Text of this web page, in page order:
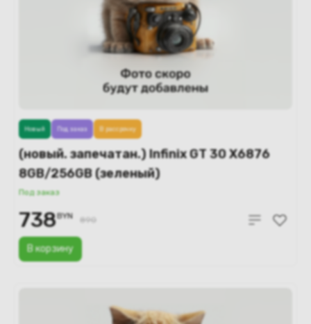
(новый. запечатан.) Infinix GT 30 X6876
8GB/256GB (зеленый)
Под заказ
В корзину
Новый Под заказ В рассрочку
738BYN 890